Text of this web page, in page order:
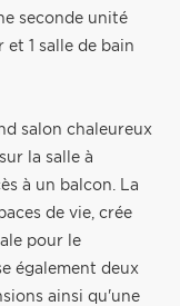
seconde unité
1 salle de bain
salon chaleureux
la salle à
à un balcon. La
de vie, crée
pour le
également deux
ainsi qu'une